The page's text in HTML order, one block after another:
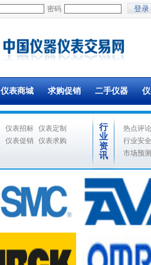
密码
仪表商城 求购促销 二手仪器
仪表招标 仪表定制
仪表促销
仪表求购
行
业
资
讯
热点评论
行业安全
市场预测